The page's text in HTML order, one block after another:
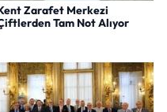
Zarafet Merkezi
Tam Not Alıyor